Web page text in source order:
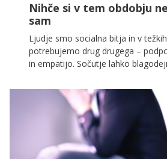
Nihče si v tem obdobju
sam
Ljudje smo socialna bitja in v
potrebujemo drug drugega –
in empatijo. Sočutje lahko
svoji stiski nismo ostali sami in da
ljudje, ki so nam pripravljeni
pomembno, da smo sočutni tako
drugih. O tem smo se pogovarjali
ki pomaga ljudem v stiski, da
notranjo moč.